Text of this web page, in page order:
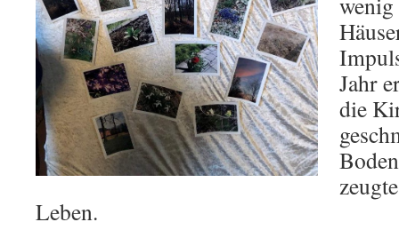
Jahr
die
Leben.